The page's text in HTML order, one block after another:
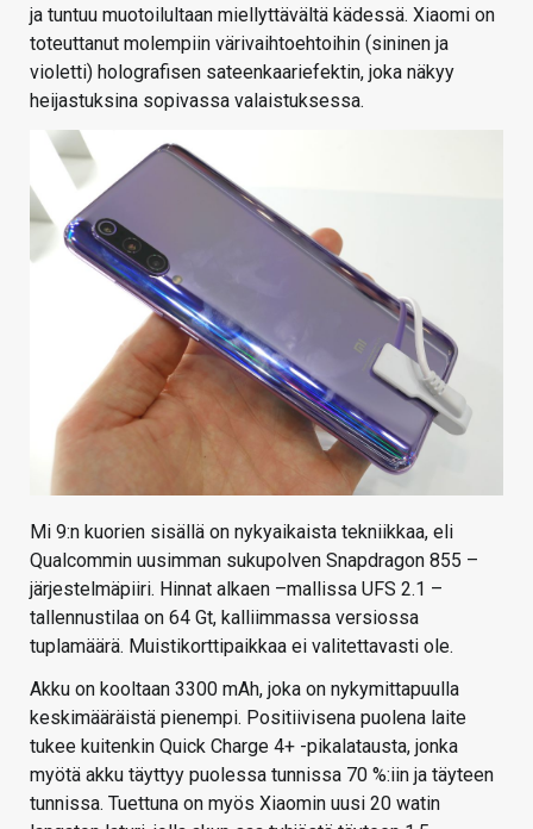
ja tuntuu muotoilultaan miellyttävältä kädessä. Xiaomi on
toteuttanut molempiin värivaihtoehtoihin (sininen ja
violetti) holografisen sateenkaariefektin, joka näkyy
heijastuksina sopivassa valaistuksessa.
Mi 9:n kuorien sisällä on nykyaikaista tekniikkaa, eli
Qualcommin uusimman sukupolven Snapdragon 855 –
järjestelmäpiiri. Hinnat alkaen –mallissa UFS 2.1 –
tallennustilaa on 64 Gt, kalliimmassa versiossa
tuplamäärä. Muistikorttipaikkaa ei valitettavasti ole.
Akku on kooltaan 3300 mAh, joka on nykymittapuulla
keskimääräistä pienempi. Positiivisena puolena laite
tukee kuitenkin Quick Charge 4+ -pikalatausta, jonka
myötä akku täyttyy puolessa tunnissa 70 %:iin ja täyteen
tunnissa. Tuettuna on myös Xiaomin uusi 20 watin